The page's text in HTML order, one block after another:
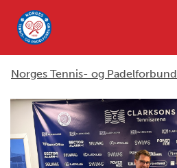
Norges Tennis- og Padelforbund